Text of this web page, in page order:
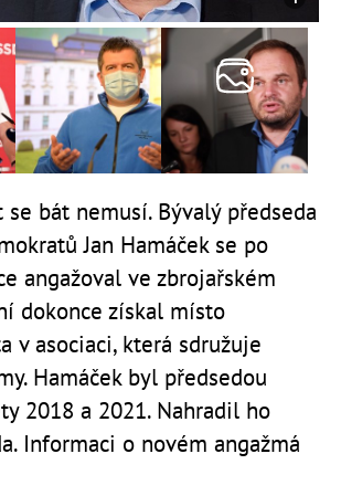
se bát nemusí. Bývalý předseda
Jan Hamáček se po
angažoval ve zbrojařském
dokonce získal místo
v asociaci, která sdružuje
Hamáček byl předsedou
2018 a 2021. Nahradil ho
Informaci o novém angažmá